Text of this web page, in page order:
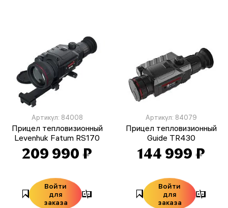
Артикул: 84008
Прицел тепловизионный
Levenhuk Fatum RS170
209 990 ₽
Войти
для
заказа
Артикул: 84079
Прицел тепловизионный
Guide TR430
144 999 ₽
Войти
для
заказа